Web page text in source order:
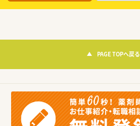
PAGE TOPへ戻る